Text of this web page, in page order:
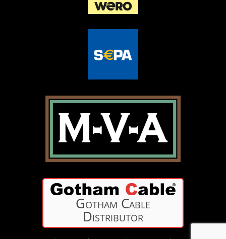
Gotham Cable
Distributor